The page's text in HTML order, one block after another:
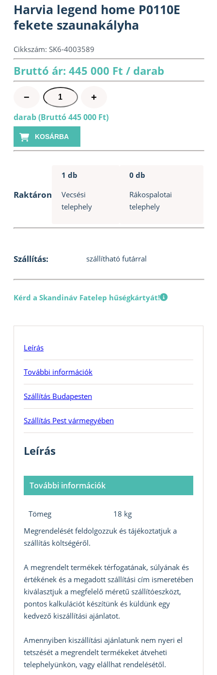
Harvia legend home P0110E
fekete szaunakályha
Cikkszám: SK6-4003589
Bruttó ár: 445 000 Ft / darab
−
Harvia
legend
home
P0110E
fekete
szaunakályha
+
darab (Bruttó 445 000 Ft)
KOSÁRBA
Raktáron
1 db
Vecsési
telephely
0 db
Rákospalotai
telephely
Szállítás: szállítható futárral
Kérd a Skandináv Fatelep hűségkártyát!
Leírás
További információk
Szállítás Budapesten
Szállítás Pest vármegyében
Leírás
További információk
Tömeg
18 kg
Megrendelését feldolgozzuk és tájékoztatjuk a
szállítás költségéről.
A megrendelt termékek térfogatának, súlyának és
értékének és a megadott szállítási cím ismeretében
kiválasztjuk a megfelelő méretű szállítóeszközt,
pontos kalkulációt készítünk és küldünk egy
kedvező kiszállítási ajánlatot.
Amennyiben kiszállítási ajánlatunk nem nyeri el
tetszését a megrendelt termékeket átveheti
telephelyünkön, vagy elállhat rendelésétől.